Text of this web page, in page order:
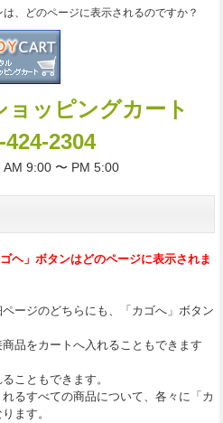
、どのページに表示されるのですか？
ッピングカート
424-2304
AM 9:00 〜 PM 5:00
ヘ」ボタンはどのページに表示されま
ージのどちらにも、「カゴへ」ボタン
品をカートへ入れることもできます
こともできます。
るすべての商品について、各々に「カ
ます。